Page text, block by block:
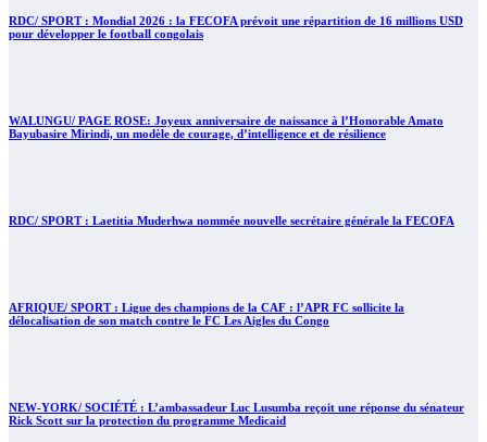
RDC/ SPORT : Mondial 2026 : la FECOFA prévoit une répartition de 16 millions USD
pour développer le football congolais
WALUNGU/ PAGE ROSE: Joyeux anniversaire de naissance à l’Honorable Amato
Bayubasire Mirindi, un modèle de courage, d’intelligence et de résilience
RDC/ SPORT : Laetitia Muderhwa nommée nouvelle secrétaire générale la FECOFA
AFRIQUE/ SPORT : Ligue des champions de la CAF : l’APR FC sollicite la
délocalisation de son match contre le FC Les Aigles du Congo
NEW-YORK/ SOCIÉTÉ : L’ambassadeur Luc Lusumba reçoit une réponse du sénateur
Rick Scott sur la protection du programme Medicaid